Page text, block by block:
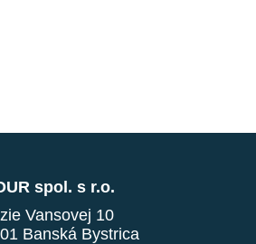
spol. s r.o.
Vansovej 10
Banská Bystrica